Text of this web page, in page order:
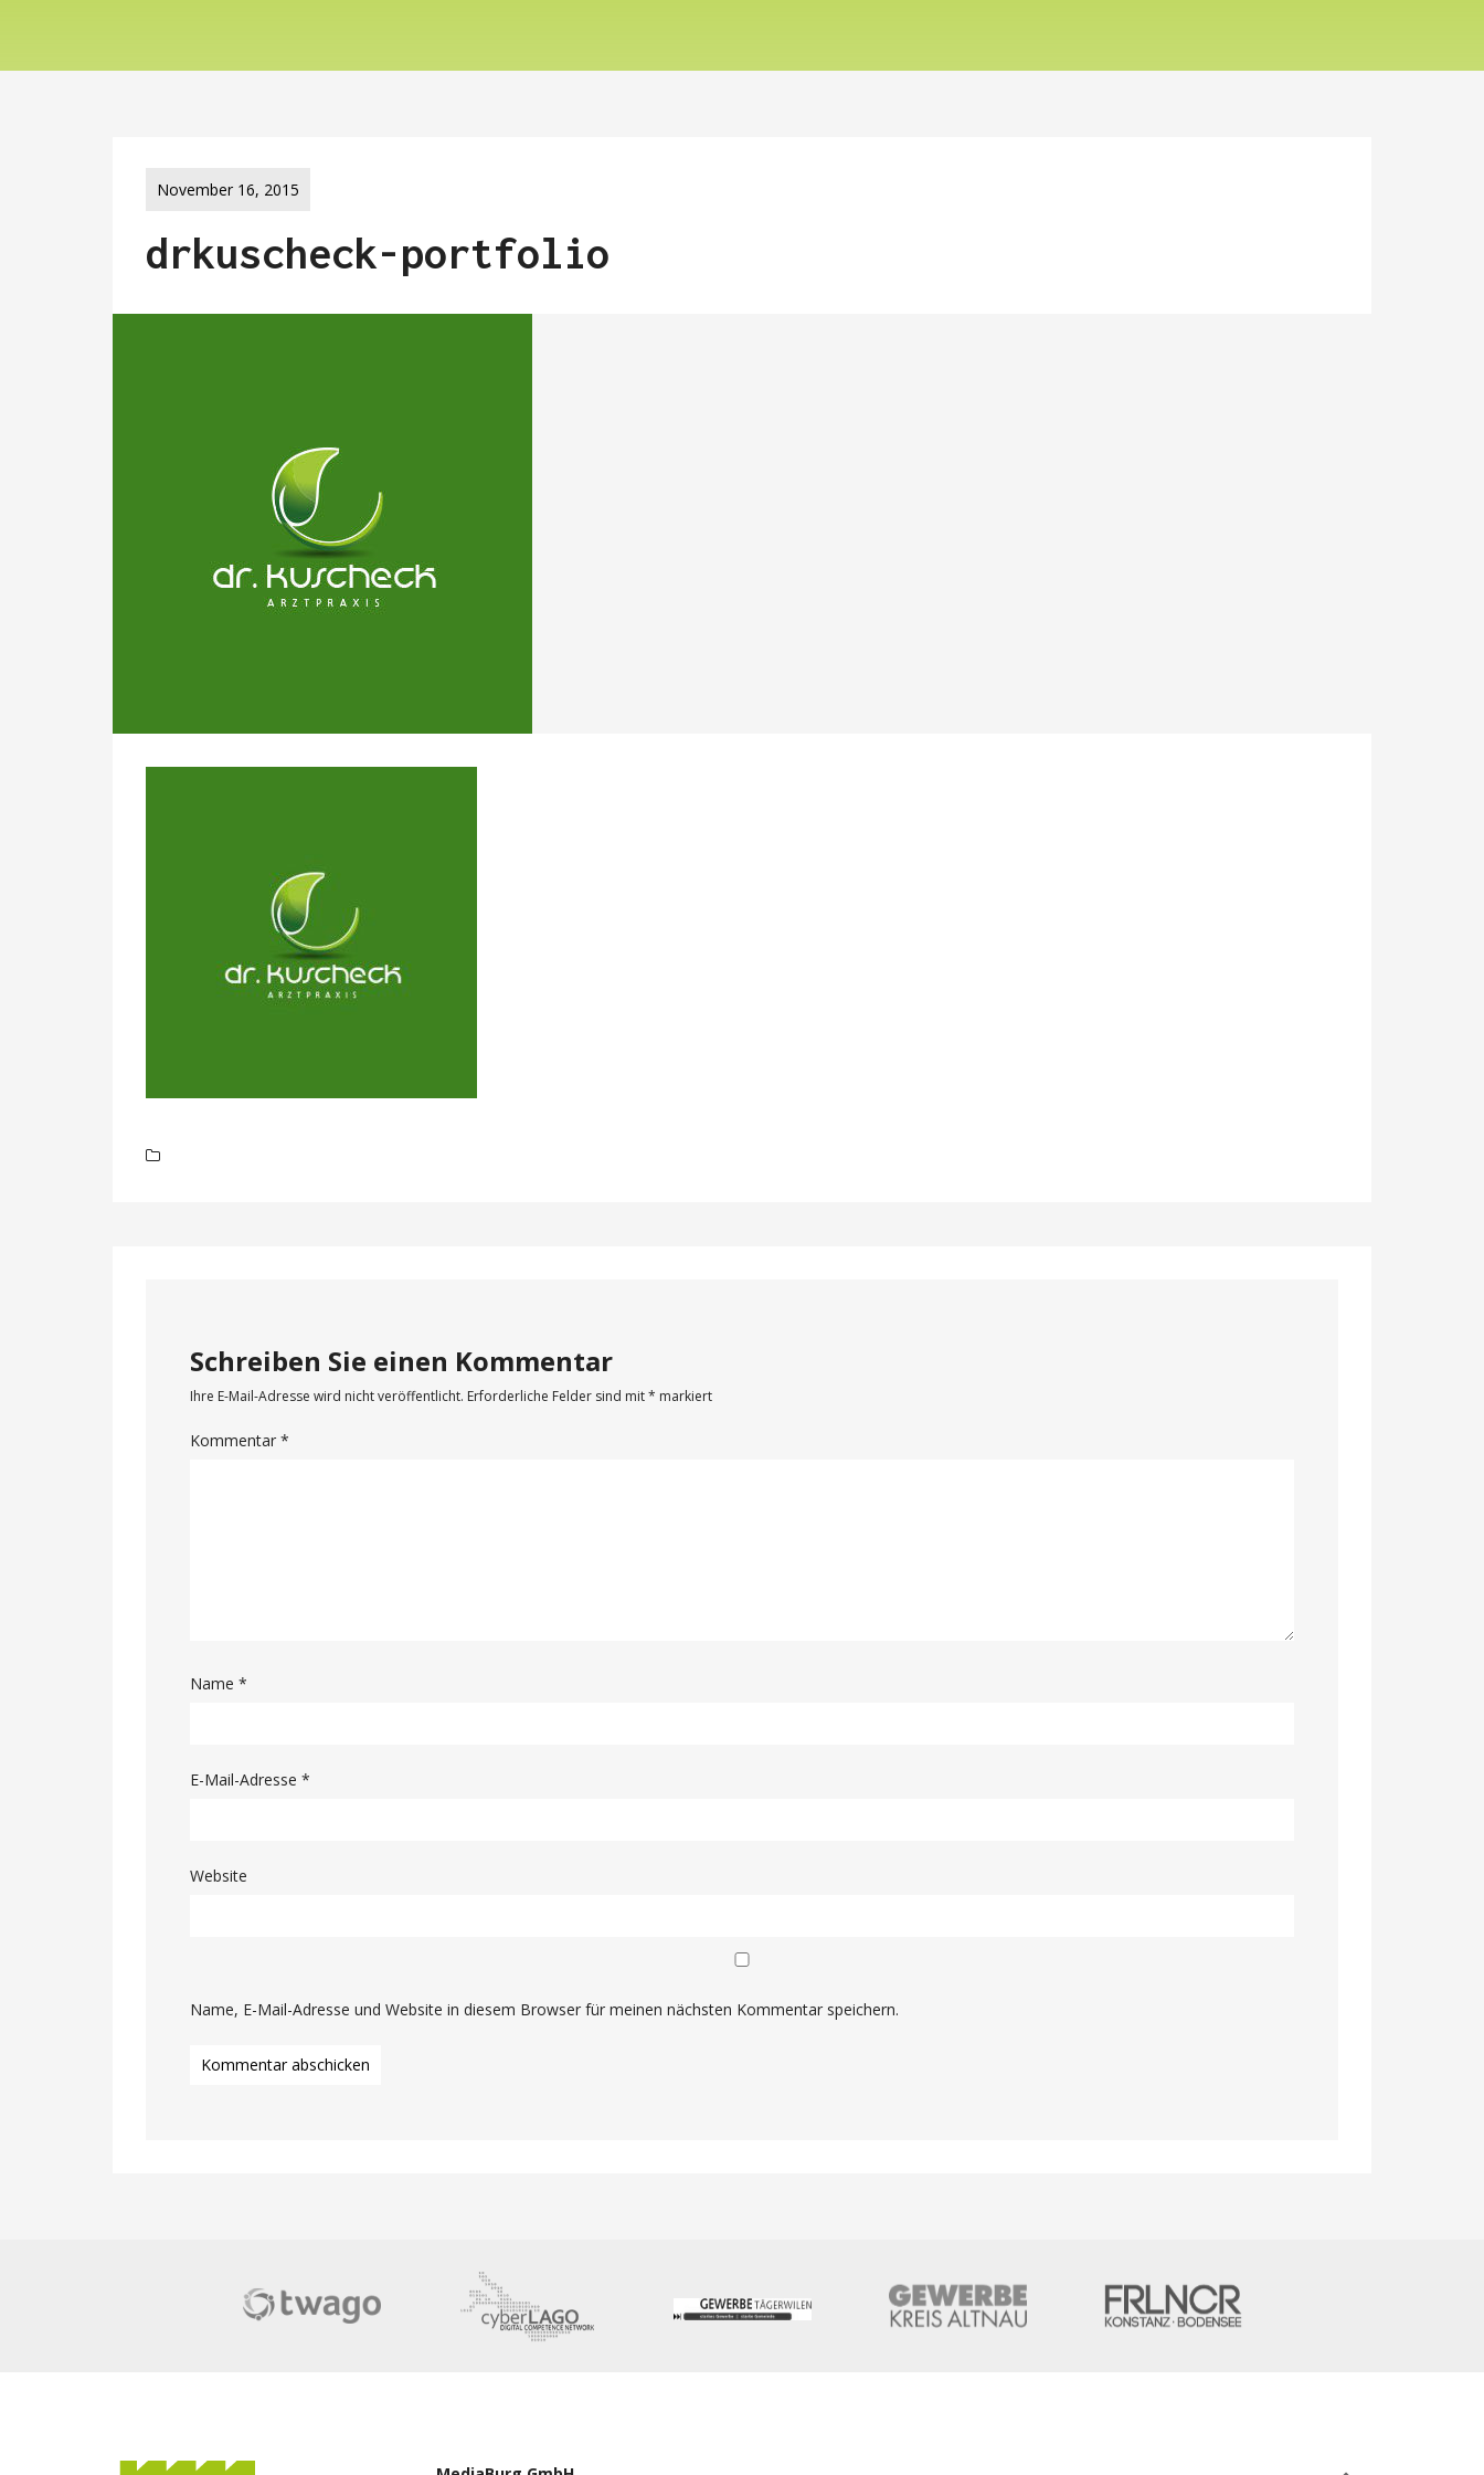
November 16, 2015
drkuscheck-portfolio
Schreiben Sie einen Kommentar
Ihre E-Mail-Adresse wird nicht veröffentlicht. Erforderliche Felder sind mit* markiert
Kommentar *
Name *
E-Mail-Adresse *
Website
Name, E-Mail-Adresse und Website in diesem Browser für meinen nächsten Kommentar speichern.